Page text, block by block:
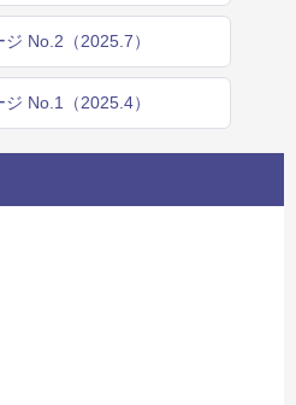
No.2（2025.7）
No.1（2025.4）